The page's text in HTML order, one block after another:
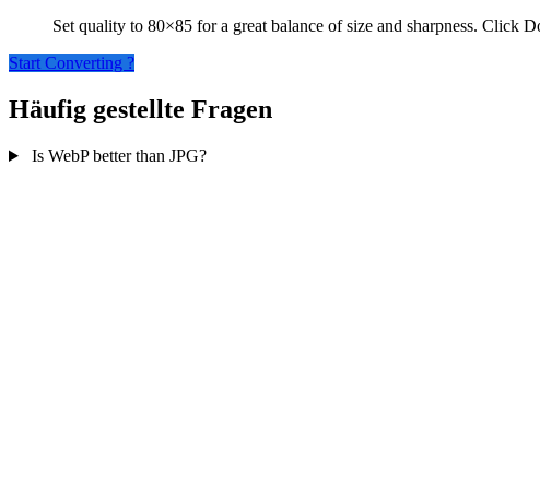
Set quality to 80×85 for a great balance of size and sharpness. Click
Start Converting ?
Häufig gestellte Fragen
Is WebP better than JPG?